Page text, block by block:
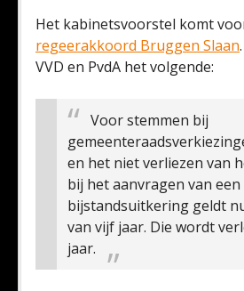
Het kabinetsvoorstel komt
regeerakkoord Bruggen Slaan
VVD en PvdA het volgende:
Voor stemmen bij
en het niet verliezen van
bij het aanvragen van een
bijstandsuitkering geldt
van vijf jaar. Die wordt
jaar.